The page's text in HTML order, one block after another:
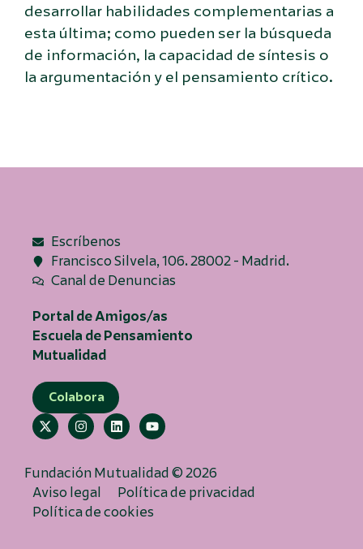
desarrollar habilidades complementarias a
esta última; como pueden ser la búsqueda
de información, la capacidad de síntesis o
la argumentación y el pensamiento crítico.
Escríbenos
Francisco Silvela, 106. 28002 - Madrid.
Canal de Denuncias
Portal de Amigos/as
Escuela de Pensamiento
Mutualidad
Colabora
Fundación Mutualidad © 2026
Aviso legal
Política de privacidad
Política de cookies